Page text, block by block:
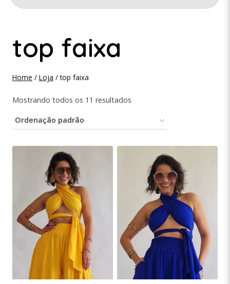
top faixa
Home / Loja / top faixa
Mostrando todos os 11 resultados